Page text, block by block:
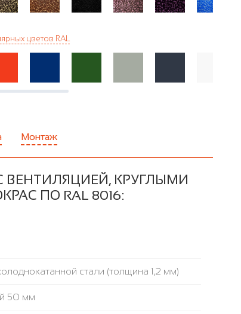
цветов RAL
Монтаж
КРУГЛЫМИ
ПО RAL 8016:
стали (толщина 1,2 мм)
50 мм